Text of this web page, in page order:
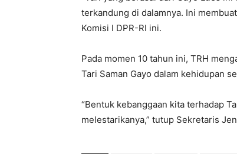
terkandung di dalamnya. Ini
Komisi I DPR-RI ini.
Pada momen 10 tahun ini, TRH
Tari Saman Gayo dalam kehidupan
“Bentuk kebanggaan kita terhadap
melestarikanya,” tutup Sekretaris